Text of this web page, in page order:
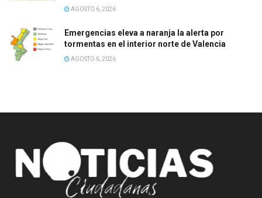
AGOSTO 6, 2026
Emergencias eleva a naranja la alerta por
tormentas en el interior norte de Valencia
AGOSTO 6, 2026